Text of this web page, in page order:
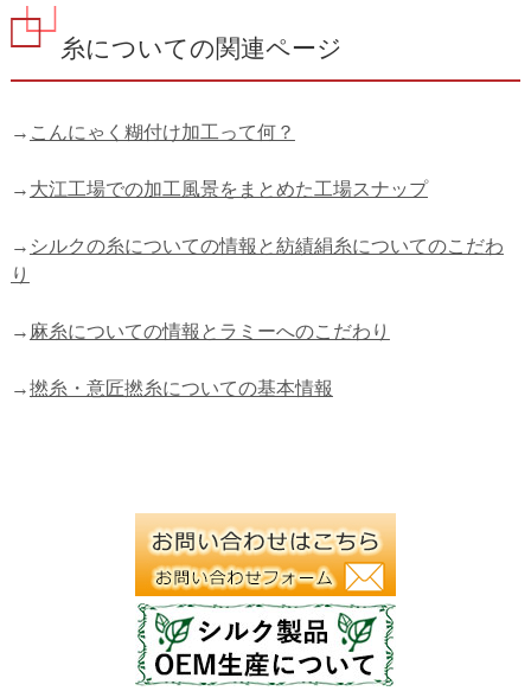
糸についての関連ページ
→ こんにゃく糊付け加工って何？
→ 大江工場での加工風景をまとめた工場スナップ
→ シルクの糸についての情報と紡績絹糸についてのこだわ
り
→ 麻糸についての情報とラミーへのこだわり
→撚糸・意匠撚糸についての基本情報